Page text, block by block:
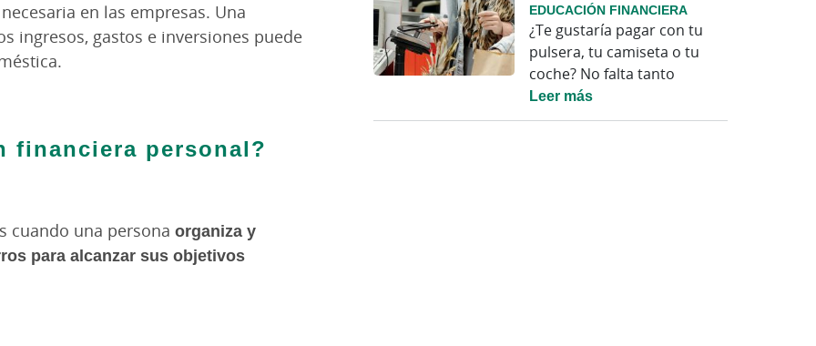
en las empresas. Una
ingresos, gastos e inversiones puede
financiera personal?
cuando una persona organiza y
para alcanzar sus objetivos
EDUCACIÓN FINANCIERA
¿Te gustaría pagar con tu
pulsera, tu camiseta o tu
coche? No falta tanto
Leer más